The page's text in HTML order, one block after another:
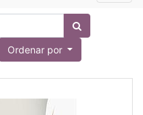
Ordenar por